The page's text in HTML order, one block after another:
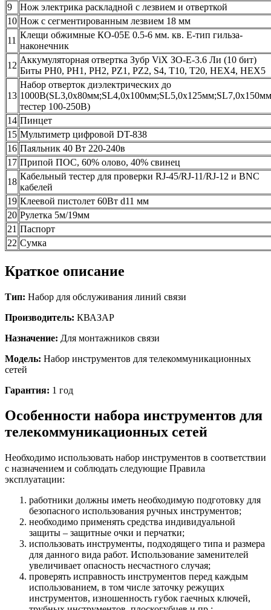
9
Нож электрика раскладной с лезвием и отверткой
10 Нож с сегментированным лезвием 18 мм
11
Клещи обжимные КО-05Е 0.5-6 мм. кв. Е-тип гильза-
наконечник
12
Аккумуляторная отвертка Зубр ViX ЗО-Е-3.6 Ли (10 бит)
Биты PH0, PH1, PH2, PZ1, PZ2, S4, T10, T20, HEX4, HEX5
13
Набор отверток диэлектрических до
тестер 100-250В)
14 Пинцет
15 Мультиметр цифровой DT-838
16 Паяльник 40 Вт 220-240в
17 Припой ПОС, 60% олово, 40% свинец
18
Кабельный тестер для проверки RJ-45/RJ-11/RJ-12 и BNC
кабелей
19 Клеевой пистолет 60Вт d11 мм
20 Рулетка 5м/19мм
21 Паспорт
22 Сумка
Краткое описание
Тип: Набор для обслуживания линий связи
Производитель: КВАЗАР
Назначение: Для монтажников связи
Модель: Набор инструментов для телекоммуникационных
сетей
Гарантия: 1 год
Особенности набора инструментов для
телекоммуникационных сетей
Необходимо использовать набор инструментов в соответствии
с назначением и соблюдать следующие Правила
эксплуатации:
работники должны иметь необходимую подготовку для
безопасного использования ручных инструментов;
необходимо применять средства индивидуальной
защиты – защитные очки и перчатки;
использовать инструменты, подходящего типа и размера
для данного вида работ. Использование заменителей
увеличивает опасность несчастного случая;
проверять исправность инструментов перед каждым
использованием, в том числе заточку режущих
инструментов, изношенность губок гаечных ключей,